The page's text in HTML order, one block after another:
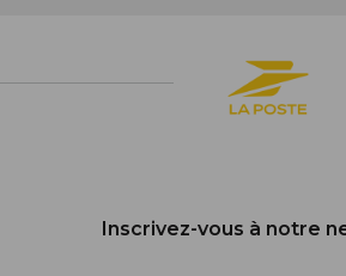
Inscrivez-vous à notre